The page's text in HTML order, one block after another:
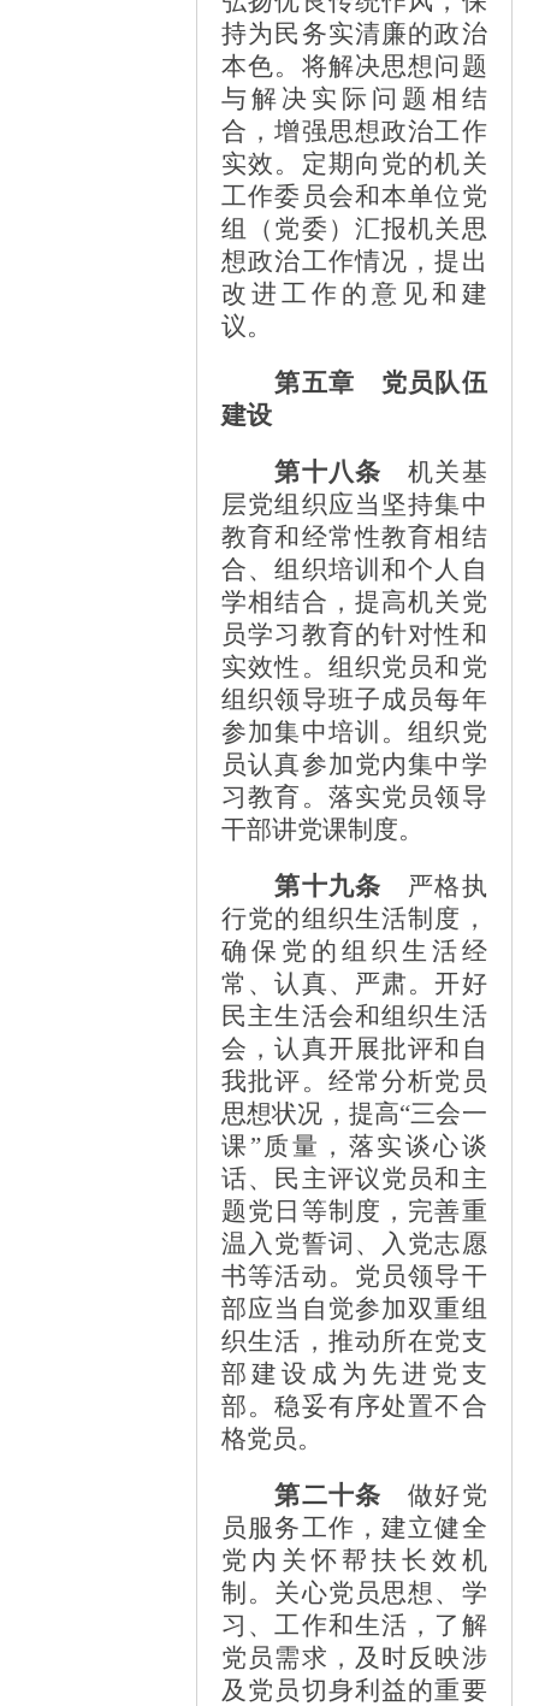
持为民务实清廉的政治
本色。将解决思想问题
与解决实际问题相结
合，增强思想政治工作
实效。定期向党的机关
工作委员会和本单位党
组（党委）汇报机关思
想政治工作情况，提出
改进工作的意见和建
议。
第五章 党员队伍
建设
第十八条 机关基
层党组织应当坚持集中
教育和经常性教育相结
合、组织培训和个人自
学相结合，提高机关党
员学习教育的针对性和
实效性。组织党员和党
组织领导班子成员每年
参加集中培训。组织党
员认真参加党内集中学
习教育。落实党员领导
干部讲党课制度。
第十九条 严格执
行党的组织生活制度，
确保党的组织生活经
常、认真、严肃。开好
民主生活会和组织生活
会，认真开展批评和自
我批评。经常分析党员
思想状况，提高“三会一
课”质量，落实谈心谈
话、民主评议党员和主
题党日等制度，完善重
温入党誓词、入党志愿
书等活动。党员领导干
部应当自觉参加双重组
织生活，推动所在党支
部建设成为先进党支
部。稳妥有序处置不合
格党员。
第二十条 做好党
员服务工作，建立健全
党内关怀帮扶长效机
制。关心党员思想、学
习、工作和生活，了解
党员需求，及时反映涉
及党员切身利益的重要